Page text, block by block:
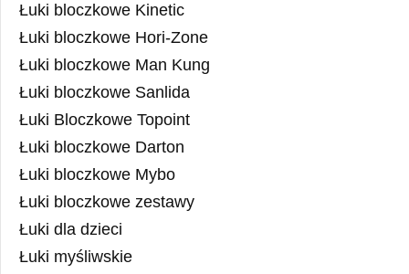
Łuki bloczkowe Kinetic
Łuki bloczkowe Hori-Zone
Łuki bloczkowe Man Kung
Łuki bloczkowe Sanlida
Łuki Bloczkowe Topoint
Łuki bloczkowe Darton
Łuki bloczkowe Mybo
Łuki bloczkowe zestawy
Łuki dla dzieci
Łuki myśliwskie